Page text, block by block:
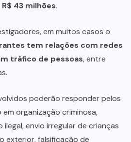
43 milhões.
em muitos casos o
tem relações com redes
tráfico de pessoas, entre
poderão responder pelos
organização criminosa,
envio irregular de crianças
exterior, falsificação de